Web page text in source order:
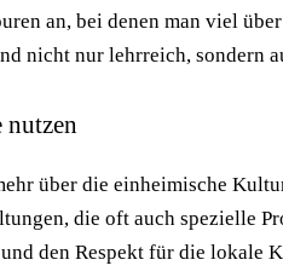
an, bei denen man viel
nicht nur lehrreich, sondern
über die einheimische
die oft auch spezielle
den Respekt für die lokale